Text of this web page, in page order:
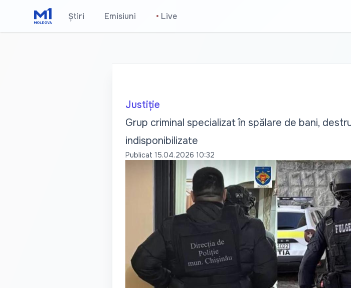
Știri Emisiuni • Live
Justiție
Grup criminal specializat în spălare de bani,
indisponibilizate
Publicat 15.04.2026 10:32